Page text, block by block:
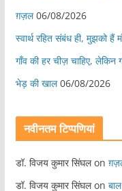
ग़ज़ल 06/08/2026
स्वार्थ रहित संबंध ही, मुझको हैं
गाँव की हर चीज़ चाहिए, लेकिन
भेड़ की खाल 06/08/2026
नवीनतम टिप्पणियां
डॉ. विजय कुमार सिंघलon
डॉ. विजय कुमार सिंघलon